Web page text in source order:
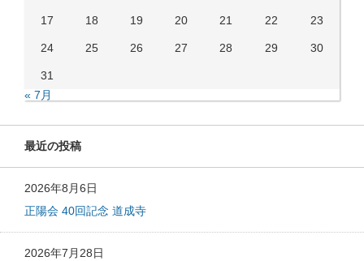
17 18 19 20 21 22 23
24 25 26 27 28 29 30
31
« 7月
最近の投稿
2026年8月6日
正陽会 40回記念 道成寺
2026年7月28日